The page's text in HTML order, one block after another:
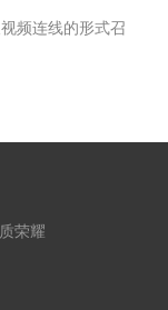
频连线的形式召
荣耀